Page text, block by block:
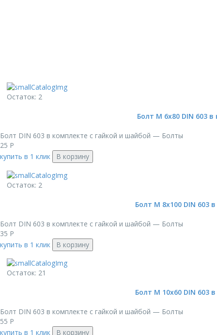
Остаток: 2
Болт М 6х80 DIN 603
Болт DIN 603 в комплекте с гайкой и шайбой — Болты
25 Р
купить в 1 клик
В корзину
Остаток: 2
Болт М 8х100 DIN 603
Болт DIN 603 в комплекте с гайкой и шайбой — Болты
35 Р
купить в 1 клик
В корзину
Остаток: 21
Болт М 10х60 DIN 603
Болт DIN 603 в комплекте с гайкой и шайбой — Болты
55 Р
купить в 1 клик
В корзину